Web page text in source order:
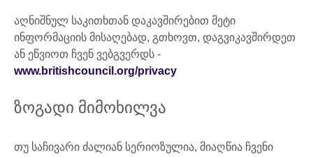
აღნიშნულ საკითხთან დაკავშირებით მეტი
ინფორმაციის მისაღებად, გთხოვთ, დაგვიკავშირდეთ
ან ეწვიოთ ჩვენ ვებგვერდს -
www.britishcouncil.org/privacy
ზოგადი მიმოხილვა
თუ საჩივარი ძალიან სერიოზულია, მიაღწია ჩვენი